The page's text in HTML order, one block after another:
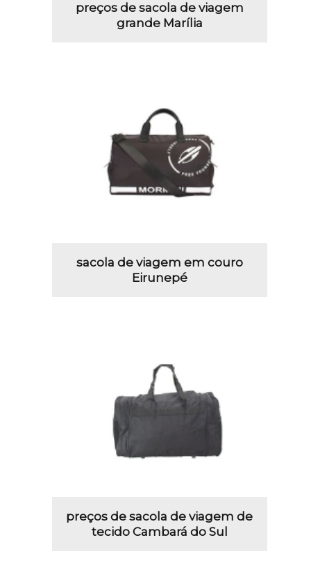
preços de sacola de viagem
grande Marília
sacola de viagem em couro
Eirunepé
preços de sacola de viagem de
tecido Cambará do Sul